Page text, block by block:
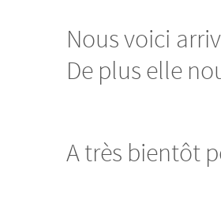
Nous voici
De plus elle
A très bientôt